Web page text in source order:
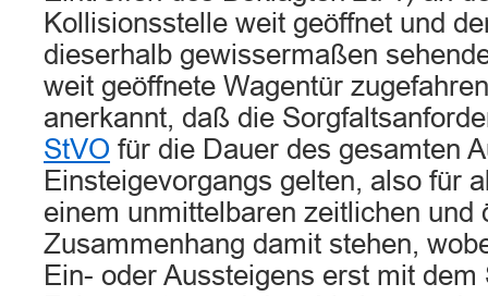
Kollisionsstelle weit geöffnet und
dieserhalb gewissermaßen
weit geöffnete Wagentür
anerkannt, daß die
StVO für die Dauer des gesamten
Einsteigevorgangs gelten, also für
einem unmittelbaren zeitlichen und
Zusammenhang damit stehen,
Ein- oder Aussteigens erst mit